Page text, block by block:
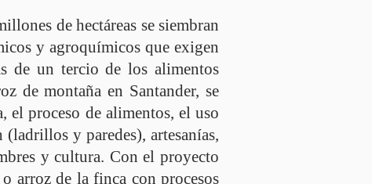
de hectáreas se siembran
y agroquímicos que exigen
de un tercio de los alimentos
de montaña en Santander, se
el proceso de alimentos, el uso
y paredes), artesanías,
y cultura. Con el proyecto
arroz de la finca con procesos